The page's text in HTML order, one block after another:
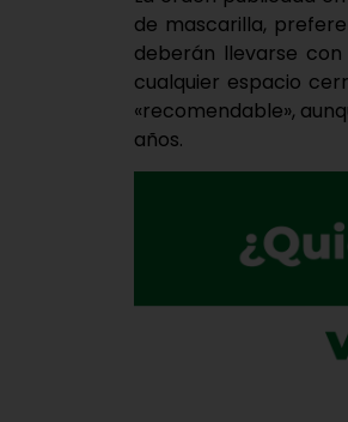
de mascarilla,
deberán llevarse
cualquier espacio
«recomendable»,
años.